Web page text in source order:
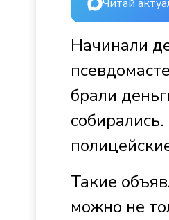
Читай
Начинали
брали
Такие
можно не